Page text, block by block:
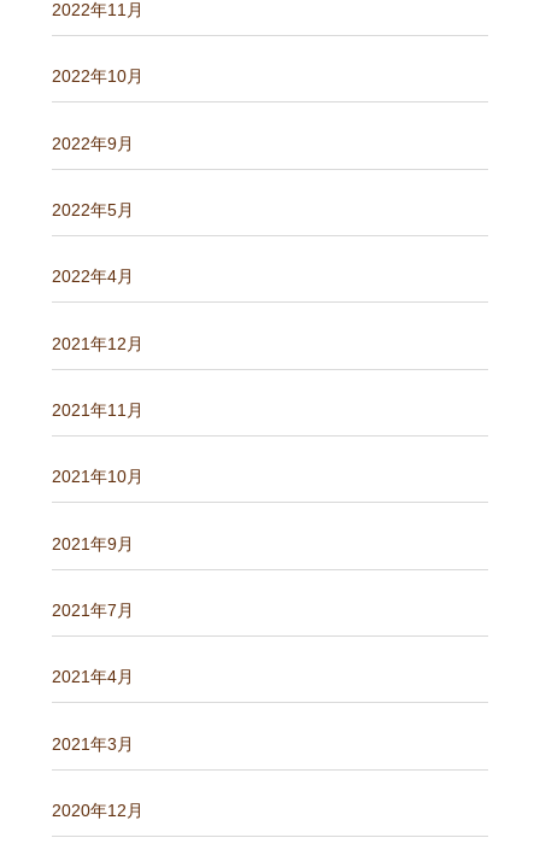
2022年11月
2022年10月
2022年9月
2022年5月
2022年4月
2021年12月
2021年11月
2021年10月
2021年9月
2021年7月
2021年4月
2021年3月
2020年12月